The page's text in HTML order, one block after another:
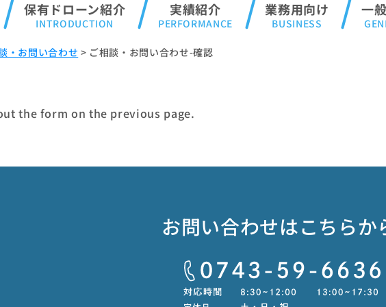
保有ドローン紹介 実績紹介 業務用向け 一
・お問い合わせ > ご相談・お問い合わせ-確認
the form on the previous page.
お問い合わせはこちらか